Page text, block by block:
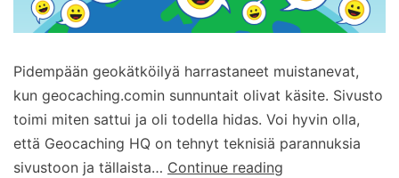
Pidempään geokätköilyä harrastaneet muistanevat,
kun geocaching.comin sunnuntait olivat käsite. Sivusto
toimi miten sattui ja oli todella hidas. Voi hyvin olla,
että Geocaching HQ on tehnyt teknisiä parannuksia
sivustoon ja tällaista… Continue reading